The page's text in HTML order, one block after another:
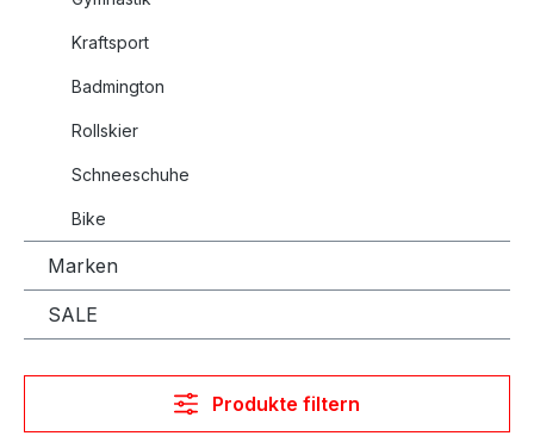
Kraftsport
Badmington
Rollskier
Schneeschuhe
Bike
Marken
SALE
Produkte filtern